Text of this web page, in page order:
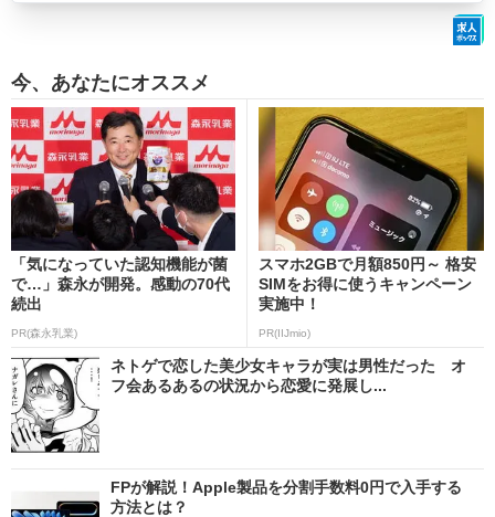
今、あなたにオススメ
「気になっていた認知機能が菌
で…」森永が開発。感動の70代
続出
PR(森永乳業)
スマホ2GBで月額850円～ 格安
SIMをお得に使うキャンペーン
実施中！
PR(IIJmio)
ネトゲで恋した美少女キャラが実は男性だった オ
フ会あるあるの状況から恋愛に発展し...
FPが解説！Apple製品を分割手数料0円で入手する
方法とは？